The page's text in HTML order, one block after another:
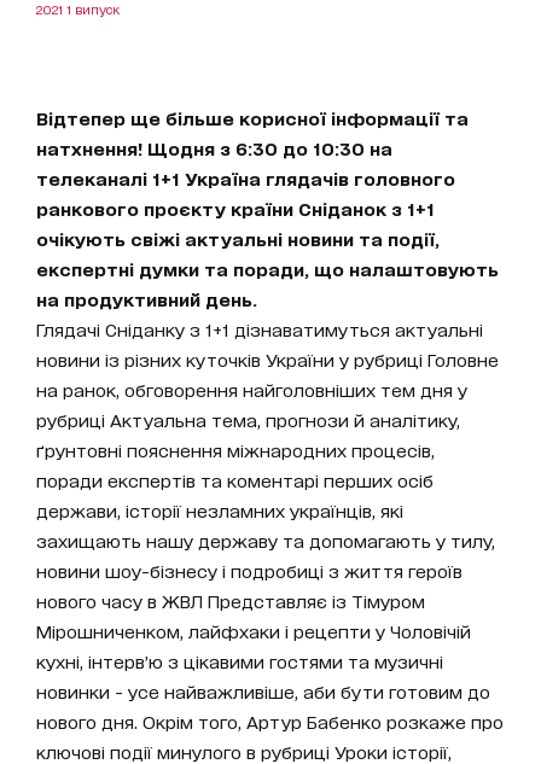
2021 1 випуск
Відтепер ще більше корисної інформації та
натхнення! Щодня з 6:30 до 10:30 на
телеканалі 1+1 Україна глядачів головного
ранкового проєкту країни Сніданок з 1+1
очікують свіжі актуальні новини та події,
експертні думки та поради, що налаштовують
на продуктивний день.
Глядачі Сніданку з 1+1 дізнаватимуться актуальні
новини із різних куточків України у рубриці Головне
на ранок, обговорення найголовніших тем дня у
рубриці Актуальна тема, прогнози й аналітику,
ґрунтовні пояснення міжнародних процесів,
поради експертів та коментарі перших осіб
держави, історії незламних українців, які
захищають нашу державу та допомагають у тилу,
новини шоу-бізнесу і подробиці з життя героїв
нового часу в ЖВЛ Представляє із Тімуром
Мірошниченком, лайфхаки і рецепти у Чоловічій
кухні, інтерв’ю з цікавими гостями та музичні
новинки - усе найважливіше, аби бути готовим до
нового дня. Окрім того, Артур Бабенко розкаже про
ключові події минулого в рубриці Уроки історії,